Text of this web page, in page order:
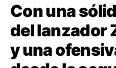
Con una
del lanzador
y una